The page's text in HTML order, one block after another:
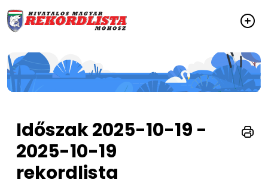
Időszak 2025-10-19 -
2025-10-19
rekordlista